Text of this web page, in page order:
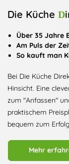
Die Küche D
Über 35 Jahre
Am Puls der
So kauft man
Bei Die Küche
Hinsicht. Eine
zum "Anfassen"
praktischem
bequem zum
Mehr